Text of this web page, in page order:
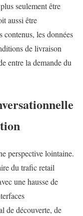
seulement être
aussi être
les données
de livraison
entre la demande du
perspective lointaine.
du trafic retail
une hausse de
de découverte, de